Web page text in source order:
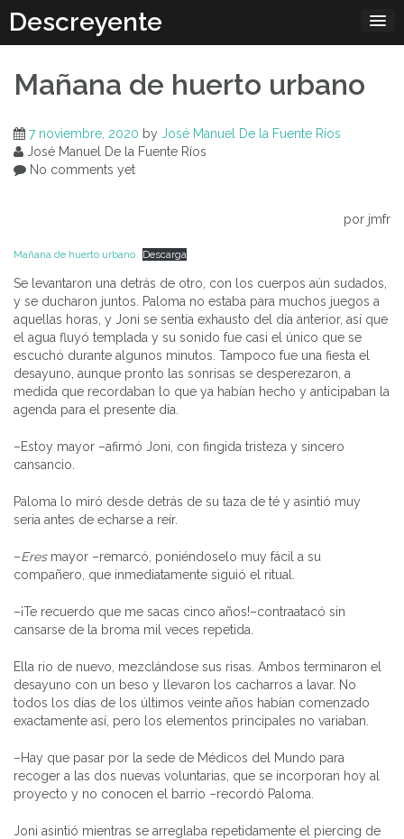
content
Descreyente
Mañana de huerto urbano
7 noviembre, 2020 by José Manuel De la Fuente Ríos
José Manuel De la Fuente Ríos
No comments yet
por jmfr
Mañana de huerto urbano Descarga
Se levantaron una detrás de otro, con los cuerpos aún sudados,
y se ducharon juntos. Paloma no estaba para muchos juegos a
aquellas horas, y Joni se sentía exhausto del día anterior, así que
el agua fluyó templada y su sonido fue casi el único que se
escuchó durante algunos minutos. Tampoco fue una fiesta el
desayuno, aunque pronto las sonrisas se desperezaron, a
medida que recordaban lo que ya habían hecho y anticipaban la
agenda para el presente día.
–Estoy mayor –afirmó Joni, con fingida tristeza y sincero
cansancio.
Paloma lo miró desde detrás de su taza de té y asintió muy
seria antes de echarse a reír.
–Eresmayor –remarcó, poniéndoselo muy fácil a su
compañero, que inmediatamente siguió el ritual.
–¡Te recuerdo que me sacas cinco años!–contraatacó sin
cansarse de la broma mil veces repetida.
Ella rio de nuevo, mezclándose sus risas. Ambos terminaron el
desayuno con un beso y llevaron los cacharros a lavar. No
todos los días de los últimos veinte años habían comenzado
exactamente así, pero los elementos principales no variaban.
–Hay que pasar por la sede de Médicos del Mundo para
recoger a las dos nuevas voluntarias, que se incorporan hoy al
proyecto y no conocen el barrio –recordó Paloma.
Joni asintió mientras se arreglaba repetidamente el piercing de